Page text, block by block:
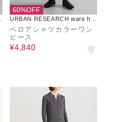
60%OFF
URBAN RESEARCH ware ho
use
ベロアシャツカラーワン
ピース
¥4,840